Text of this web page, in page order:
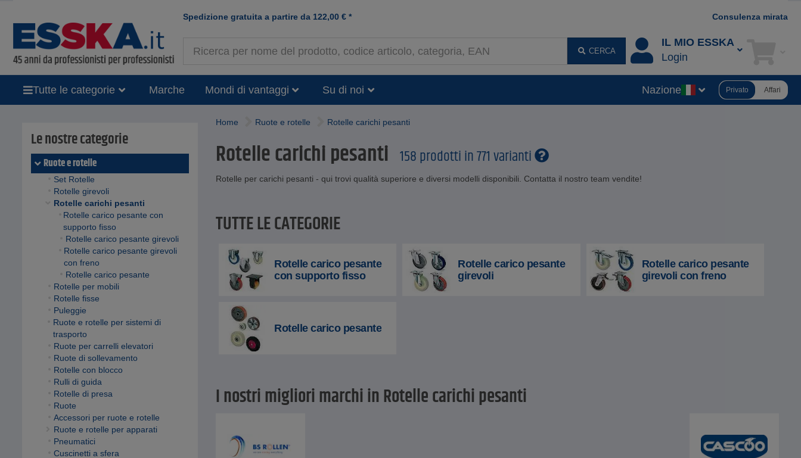
Spedizione gratuita a partire da 122,00 € * Consulenza mirata
CERCA
IL MIO ESSKA
Login
Tutte le categorie Marche Mondi di vantaggi Su di noi Nazione Privato Affari
Le nostre categorie
Ruote e rotelle
Set Rotelle
Rotelle girevoli
Rotelle carichi pesanti
Rotelle carico pesante con
supporto fisso
Rotelle carico pesante girevoli
Rotelle carico pesante girevoli
con freno
Rotelle carico pesante
Rotelle per mobili
Rotelle fisse
Puleggie
Ruote e rotelle per sistemi di
trasporto
Ruote per carrelli elevatori
Ruote di sollevamento
Rotelle con blocco
Rulli di guida
Rotelle di presa
Ruote
Accessori per ruote e rotelle
Ruote e rotelle per apparati
Pneumatici
Cuscinetti a sfera
Home Ruote e rotelle Rotelle carichi pesanti
Rotelle carichi pesanti 158 prodotti in 771 varianti
Rotelle per carichi pesanti - qui trovi qualità superiore e diversi modelli disponibili. Contatta il nostro team vendite!
TUTTE LE CATEGORIE
Rotelle carico pesante
con supporto fisso
Rotelle carico pesante
girevoli
Rotelle carico pesante
girevoli con freno
Rotelle carico pesante
I nostri migliori marchi in Rotelle carichi pesanti